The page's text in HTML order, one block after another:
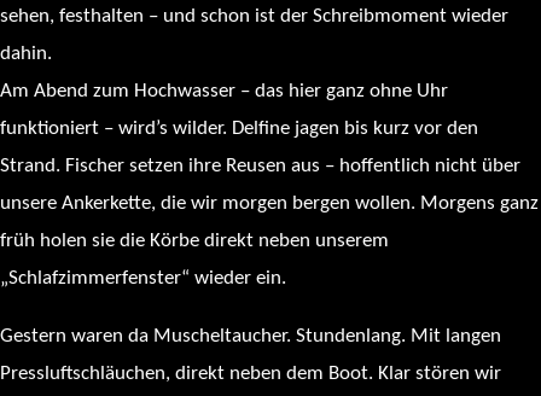
sehen, festhalten – und schon ist der Schreibmoment wieder
dahin.
Am Abend zum Hochwasser – das hier ganz ohne Uhr
funktioniert – wird’s wilder. Delfine jagen bis kurz vor den
Strand. Fischer setzen ihre Reusen aus – hoffentlich nicht über
unsere Ankerkette, die wir morgen bergen wollen. Morgens ganz
früh holen sie die Körbe direkt neben unserem
„Schlafzimmerfenster“ wieder ein.
Gestern waren da Muscheltaucher. Stundenlang. Mit langen
Pressluftschläuchen, direkt neben dem Boot. Klar stören wir